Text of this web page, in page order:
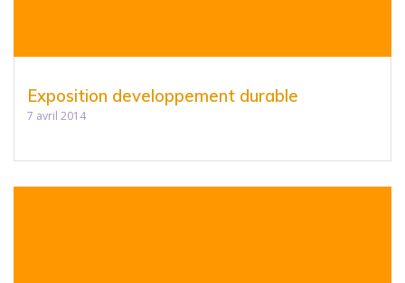
Exposition developpement durable
7 avril 2014